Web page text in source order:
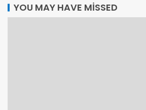
YOU MAY HAVE MISSED